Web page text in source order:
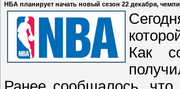
НБА планирует начать новый сезон 22 декабря,
Как